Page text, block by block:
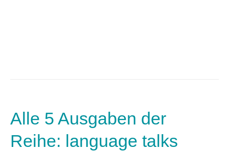
Alle 5 Ausgaben der
Reihe: language talks